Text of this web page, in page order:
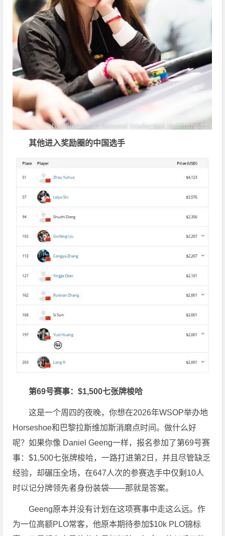
其他进入奖励圈的中国选手
第69号赛事：$1,500七张牌梭哈
这是一个周四的夜晚，你想在2026年WSOP举办地
Horseshoe和巴黎拉斯维加斯消磨点时间。做什么好
呢？如果你像 Daniel Geeng一样，报名参加了第69号赛
事：$1,500七张牌梭哈，一路打进第2日，并且尽管缺乏
经验，却碾压全场，在647人次的参赛选手中仅剩10人
时以记分牌领先者身份装袋——那就是答案。
Geeng原本并没有计划在这项赛事中走这么远。作
为一位高额PLO常客，他原本期待参加$10k PLO锦标